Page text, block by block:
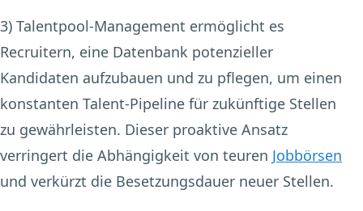
3) Talentpool-Management ermöglicht es
Recruitern, eine Datenbank potenzieller
Kandidaten aufzubauen und zu pflegen, um einen
konstanten Talent-Pipeline für zukünftige Stellen
zu gewährleisten. Dieser proaktive Ansatz
verringert die Abhängigkeit von teuren Jobbörsen
und verkürzt die Besetzungsdauer neuer Stellen.